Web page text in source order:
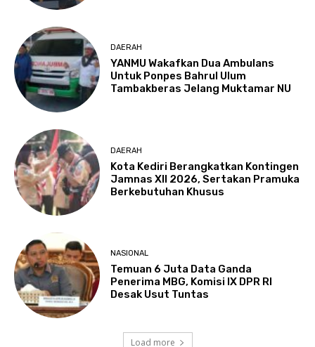
DAERAH
YANMU Wakafkan Dua Ambulans
Untuk Ponpes Bahrul Ulum
Tambakberas Jelang Muktamar NU
DAERAH
Kota Kediri Berangkatkan Kontingen
Jamnas XII 2026, Sertakan Pramuka
Berkebutuhan Khusus
NASIONAL
Temuan 6 Juta Data Ganda
Penerima MBG, Komisi IX DPR RI
Desak Usut Tuntas
Load more